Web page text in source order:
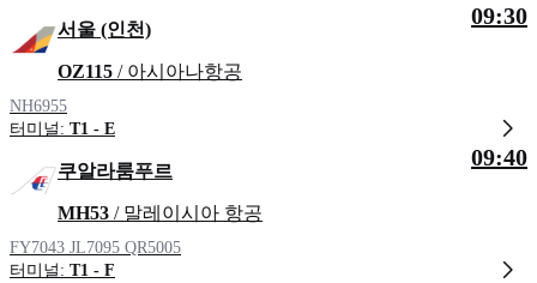
서울 (인천)
OZ115 / 아시아나항공
NH6955
터미널: T1 - E
09:30
쿠알라룸푸르
MH53 / 말레이시아 항공
FY7043 JL7095 QR5005
터미널: T1 - F
09:40